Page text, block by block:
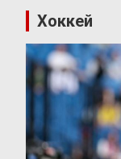
Хоккей